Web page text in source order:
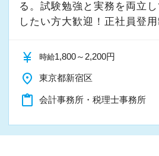
る。試験勉強と実務を両立
したい方大歓迎！正社員登
currency_yen 時給1,800～2,200円
place 東京都新宿区
content_paste 会計事務所・税理士事務所